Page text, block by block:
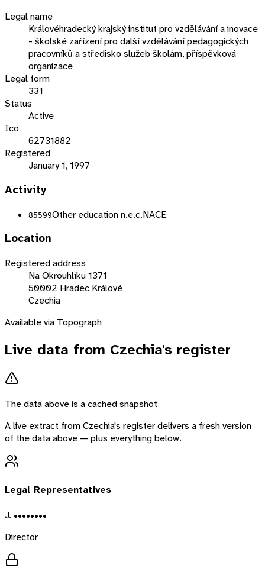
Legal name
Královéhradecký krajský institut pro vzdělávání a inovace
- školské zařízení pro další vzdělávání pedagogických
pracovníků a středisko služeb školám, příspěvková
organizace
Legal form
331
Status
Active
Ico
62731882
Registered
January 1, 1997
Activity
85599Other education n.e.c.NACE
Location
Registered address
Na Okrouhlíku 1371
50002 Hradec Králové
Czechia
Available via Topograph
Live data from Czechia's register
The data above is a cached snapshot
A live extract fromCzechia's register delivers a fresh version
of the data above — plus everything below.
Legal Representatives
J. ••••••••
Director